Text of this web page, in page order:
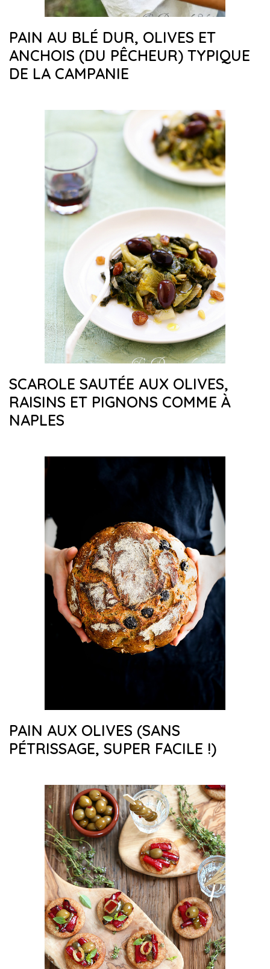
PAIN AU BLÉ DUR, OLIVES ET
ANCHOIS (DU PÊCHEUR) TYPIQUE
DE LA CAMPANIE
SCAROLE SAUTÉE AUX OLIVES,
RAISINS ET PIGNONS COMME À
NAPLES
PAIN AUX OLIVES (SANS
PÉTRISSAGE, SUPER FACILE !)